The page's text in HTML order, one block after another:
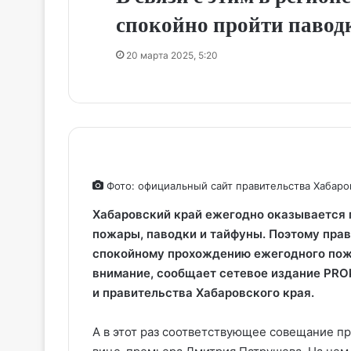
спокойно пройти
20 марта 2025, 5:20
Фото: официальный сайт правительства
Хабаровский край ежегодно
пожары, паводки и тайфуны. Поэтому
спокойному прохождению ежегодного
внимание, сообщает сетевое издание
и правительства Хабаровского края.
А в этот раз соответствующее совещание